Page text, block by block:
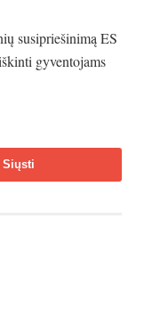
susipriešinimą ES
gyventojams
Siųsti